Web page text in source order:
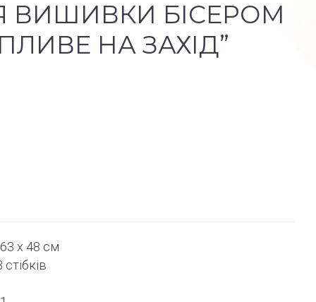
ВИШИВКИ БІСЕРОМ
НА ЗАХІД”
63 x 48 см
стібків